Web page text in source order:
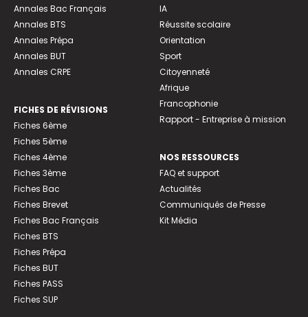
Annales Bac Français
Annales BTS
Annales Prépa
Annales BUT
Annales CRPE
FICHES DE RÉVISIONS
Fiches 6ème
Fiches 5ème
Fiches 4ème
Fiches 3ème
Fiches Bac
Fiches Brevet
Fiches Bac Français
Fiches BTS
Fiches Prépa
Fiches BUT
Fiches PASS
Fiches SUP
IA
Réussite scolaire
Orientation
Sport
Citoyenneté
Afrique
Francophonie
Rapport - Entreprise à mission
NOS RESSOURCES
FAQ et support
Actualités
Communiqués de Presse
Kit Média